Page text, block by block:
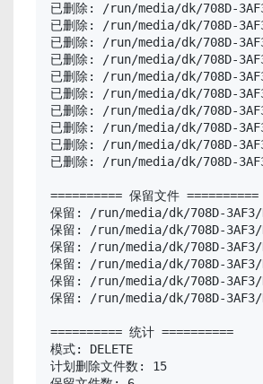
已删除: /run/media/dk/708D-
已删除: /run/media/dk/708D-
已删除: /run/media/dk/708D-
已删除: /run/media/dk/708D-
已删除: /run/media/dk/708D-
已删除: /run/media/dk/708D-
已删除: /run/media/dk/708D-
已删除: /run/media/dk/708D-
已删除: /run/media/dk/708D-
已删除: /run/media/dk/708D-
========== 保留文件 ==========
保留: /run/media/dk/708D-3AF3/
保留: /run/media/dk/708D-3AF3/
保留: /run/media/dk/708D-3AF3/
保留: /run/media/dk/708D-3AF3/
保留: /run/media/dk/708D-3AF3/
保留: /run/media/dk/708D-3AF3/
========== 统计 ==========
模式: DELETE
计划删除文件数: 15